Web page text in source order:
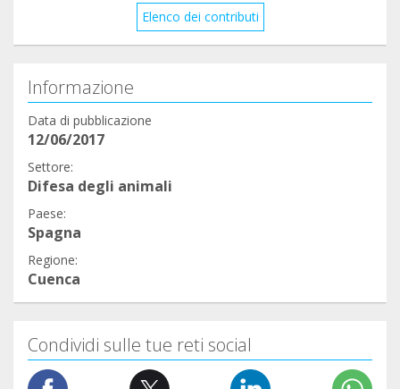
Elenco dei contributi
Informazione
Data di pubblicazione
12/06/2017
Settore:
Difesa degli animali
Paese:
Spagna
Regione:
Cuenca
Condividi sulle tue reti social